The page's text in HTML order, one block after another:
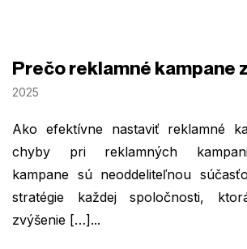
Prečo reklamné kampane
2025
Ako efektívne nastaviť reklamné
chyby pri reklamných
kampane sú neoddeliteľnou
stratégie každej spoločnosti,
zvýšenie […]...